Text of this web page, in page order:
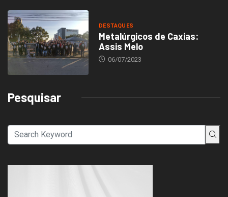
DESTAQUES
Metalúrgicos de Caxias:
Assis Melo
06/07/2023
Pesquisar